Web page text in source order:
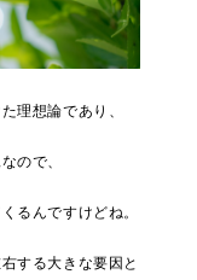
理想論であり、
ので、
るんですけどね。
する大きな要因と